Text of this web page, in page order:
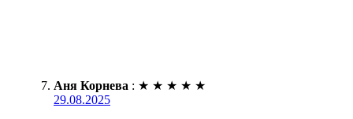
Аня Корнева : ★ ★ ★ ★ ★
29.08.2025